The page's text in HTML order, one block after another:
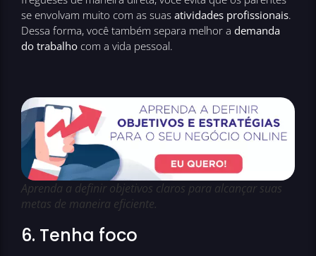
se envolvam muito com as suas atividades profissionais.
Dessa forma, você também separa melhor a demanda
do trabalho com a vida pessoal.
Aprenda a definir objetivos claros para alcançar suas
metas de maneira eficiente.
6. Tenha foco